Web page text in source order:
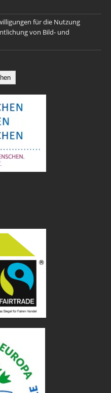
für die Nutzung
von Bild- und